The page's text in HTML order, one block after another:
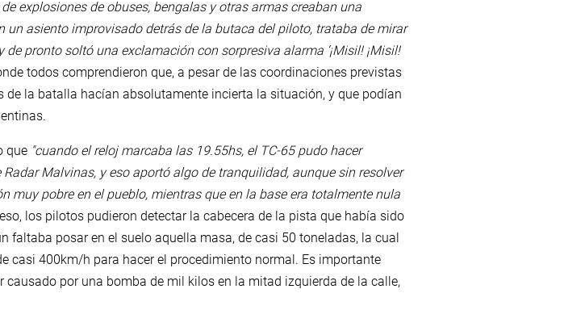
explosiones de obuses, bengalas y otras armas creaban una
un asiento improvisado detrás de la butaca del piloto, trataba de mirar
pronto soltó una exclamación con sorpresiva alarma ‘¡Misil! ¡Misil!
todos comprendieron que, a pesar de las coordinaciones previstas
la batalla hacían absolutamente incierta la situación, y que podían
que "cuando el reloj marcaba las 19.55hs, el TC-65 pudo hacer
Malvinas, y eso aportó algo de tranquilidad, aunque sin resolver
pobre en el pueblo, mientras que en la base era totalmente nula
los pilotos pudieron detectar la cabecera de la pista que había sido
faltaba posar en el suelo aquella masa, de casi 50 toneladas, la cual
casi 400km/h para hacer el procedimiento normal. Es importante
por una bomba de mil kilos en la mitad izquierda de la calle,